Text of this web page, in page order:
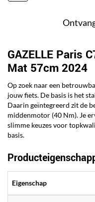
GAZELLE Paris
Mat 57cm 2024
Op zoek naar een
jouw fiets. De basis is het
Daarin geïntegreerd zit de
middenmotor (40 Nm). Je
slimme keuzes voor
basis.
Eigenschap